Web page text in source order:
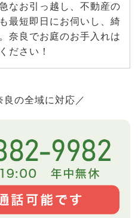
なお引っ越し、不動産の
最短即日にお伺いし、綺
奈良でお庭のお手入れは
ださい！
良の全域に対応／